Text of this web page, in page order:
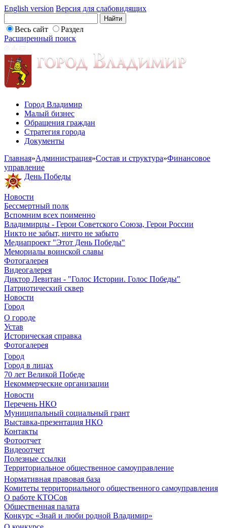
English version Версия для слабовидящих
Весь сайт
Раздел
Расширенный поиск
Город Владимир
Малый бизнес
Обращения граждан
Стратегия города
Документы
Главная»Администрация»Состав и структура»Финансовое
управление
День Победы
Новости
Бессмертный полк
Вспомним всех поименно
Владимирцы - Герои Советского Союза, Герои России
Никто не забыт, ничто не забыто
Медиапроект "Этот День Победы"
Мемориалы воинской славы
Фотогалерея
Видеогалерея
Диктор Левитан - "Голос Истории. Голос Победы"
Патриотический сквер
Новости
Город
О городе
Устав
Историческая справка
Фотогалерея
Город
Город в лицах
70 лет Великой Победе
Некоммерческие организации
Новости
Перечень НКО
Муниципальный социальный грант
Выставка-презентация НКО
Контакты
Фотоотчет
Видеоотчет
Полезные ссылки
Территориальное общественное самоуправление
Нормативная правовая база
Комитеты территориального общественного самоуправления
О работе КТОСов
Общественная палата
Конкурс «Знай и люби родной Владимир»